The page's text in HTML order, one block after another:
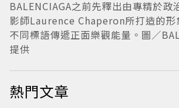
BALENCIAGA之前先釋出由專精於政
影師Laurence Chaperon所打造的形
不同標語傳遞正面樂觀能量。圖／
提供
熱門文章